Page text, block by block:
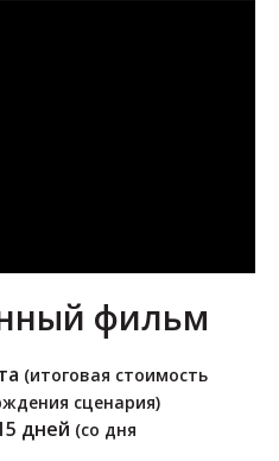
фильм
(итоговая стоимость
сценария)
дней (со дня